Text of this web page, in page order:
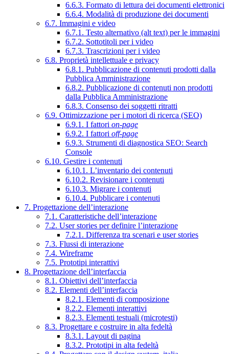
6.6.3. Formato di lettura dei documenti elettronici
6.6.4. Modalità di produzione dei documenti
6.7. Immagini e video
6.7.1. Testo alternativo (alt text) per le immagini
6.7.2. Sottotitoli per i video
6.7.3. Trascrizioni per i video
6.8. Proprietà intellettuale e privacy
6.8.1. Pubblicazione di contenuti prodotti dalla
Pubblica Amministrazione
6.8.2. Pubblicazione di contenuti non prodotti
dalla Pubblica Amministrazione
6.8.3. Consenso dei soggetti ritratti
6.9. Ottimizzazione per i motori di ricerca (SEO)
6.9.1. I fattori on-page
6.9.2. I fattori off-page
6.9.3. Strumenti di diagnostica SEO: Search
Console
6.10. Gestire i contenuti
6.10.1. L’inventario dei contenuti
6.10.2. Revisionare i contenuti
6.10.3. Migrare i contenuti
6.10.4. Pubblicare i contenuti
7. Progettazione dell’interazione
7.1. Caratteristiche dell’interazione
7.2. User stories per definire l’interazione
7.2.1. Differenza tra scenari e user stories
7.3. Flussi di interazione
7.4. Wireframe
7.5. Prototipi interattivi
8. Progettazione dell’interfaccia
8.1. Obiettivi dell’interfaccia
8.2. Elementi dell’interfaccia
8.2.1. Elementi di composizione
8.2.2. Elementi interattivi
8.2.3. Elementi testuali (microtesti)
8.3. Progettare e costruire in alta fedeltà
8.3.1. Layout di pagina
8.3.2. Prototipi in alta fedeltà